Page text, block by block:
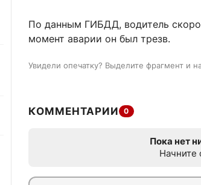
По данным ГИБДД, водитель
момент аварии он был трезв.
Увидели опечатку? Выделите фрагмент и
КОММЕНТАРИИ 0
Пока нет
Начните